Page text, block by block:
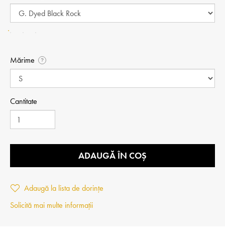
Mărime ?
Cantitate
ADAUGĂ ÎN COȘ
Adaugă la lista de dorințe
Solicită mai multe informații